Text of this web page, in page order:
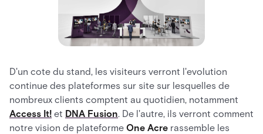
D'un cote du stand, les visiteurs verront l'evolution
continue des plateformes sur site sur lesquelles de
nombreux clients comptent au quotidien, notamment
Access It! et DNA Fusion. De l'autre, ils verront comment
notre vision de plateforme One Acre rassemble les